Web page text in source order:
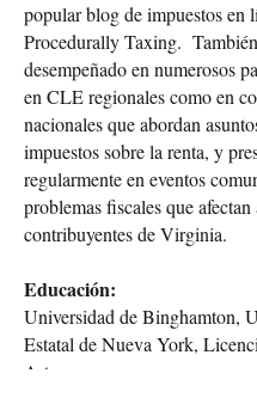
popular blog de impuestos en
Procedurally Taxing.
desempeñado en numerosos
en CLE regionales como en
nacionales que abordan
impuestos sobre la renta, y
regularmente en eventos
problemas fiscales que afectan
contribuyentes de Virginia.
Educación:
Universidad de Binghamton,
Estatal de Nueva York,
Artes